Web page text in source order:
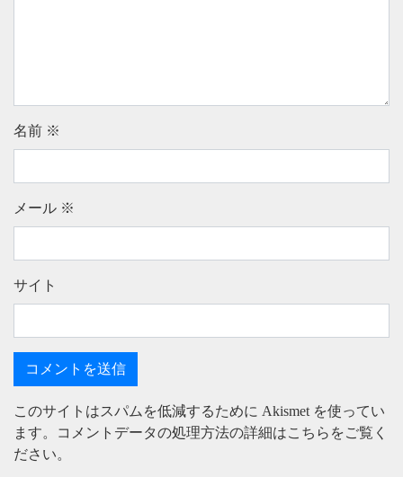
名前 ※
メール ※
サイト
このサイトはスパムを低減するために Akismet を使ってい
ます。
コメントデータの処理方法の詳細はこちらをご覧く
ださい。